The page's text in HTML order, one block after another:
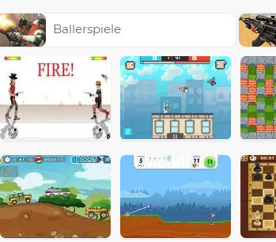
Ballerspiele